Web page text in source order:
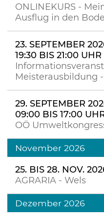
ONLINEKURS -
Ausflug in den
23. SEPTEMBER
19:30 BIS 21:00 UHR
Meisterausbildung
29. SEPTEMBER
09:00 BIS 17:00
OÖ
November 2026
25. BIS 28. NOV.
AGRARIA - Wels
Dezember 2026